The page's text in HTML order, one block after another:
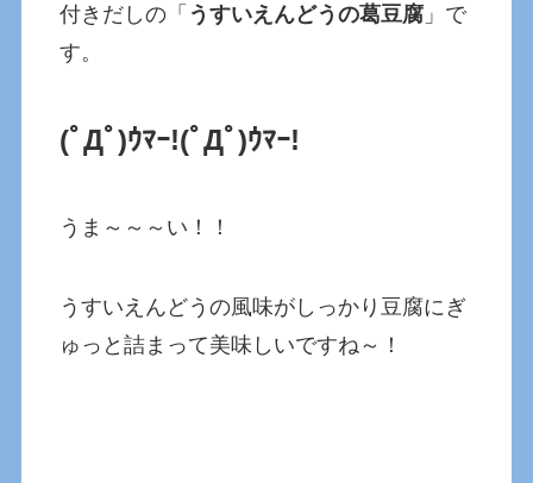
付きだしの「 うすいえんどうの葛豆腐 」で
す。
(ﾟДﾟ)ｳﾏｰ!(ﾟДﾟ)ｳﾏｰ!
うま～～～い！！
うすいえんどうの風味がしっかり豆腐にぎ
ゅっと詰まって美味しいですね～！